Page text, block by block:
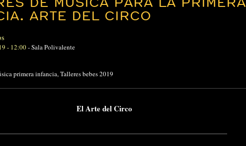
ARTE DEL CIRCO
- 12:00-Sala Polivalente
primera infancia,Talleres bebes 2019
El Arte del Circo